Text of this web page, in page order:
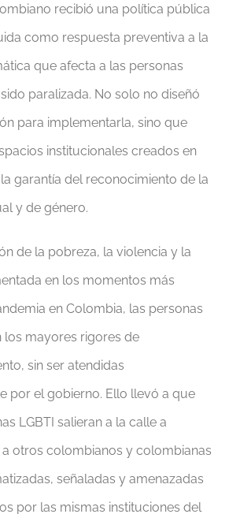
recibió una política pública
como respuesta preventiva a la
que afecta a las personas
paralizada. No solo no diseñó
para implementarla, sino que
institucionales creados en
garantía del reconocimiento de la
y de género.
de la pobreza, la violencia y la
en los momentos más
en Colombia, las personas
los mayores rigores de
sin ser atendidas
por el gobierno. Ello llevó a que
LGBTI salieran a la calle a
otros colombianos y colombianas
señaladas y amenazadas
por las mismas instituciones del